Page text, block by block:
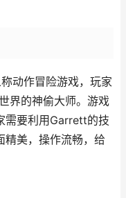
动作冒险游戏，玩家
界的神偷大师。游戏
需要利用Garrett的技
精美，操作流畅，给